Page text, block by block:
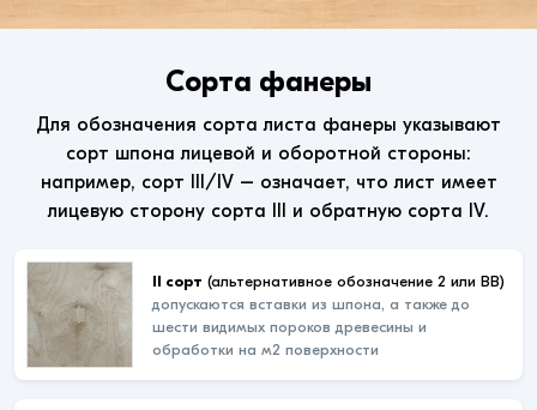
Сорта фанеры
Для обозначения сорта листа фанеры указывают
сорт шпона лицевой и оборотной стороны:
например, сорт III/IV – означает, что лист имеет
лицевую сторону сорта III и обратную сорта IV.
II сорт (альтернативное обозначение 2 или ВВ)
допускаются вставки из шпона, а также до
шести видимых пороков древесины и
обработки на м2 поверхности